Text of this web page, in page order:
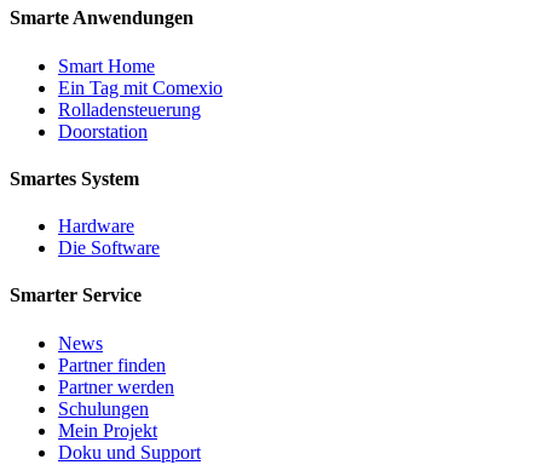
Smarte Anwendungen
Smart Home
Ein Tag mit Comexio
Rolladensteuerung
Doorstation
Smartes System
Hardware
Die Software
Smarter Service
News
Partner finden
Partner werden
Schulungen
Mein Projekt
Doku und Support